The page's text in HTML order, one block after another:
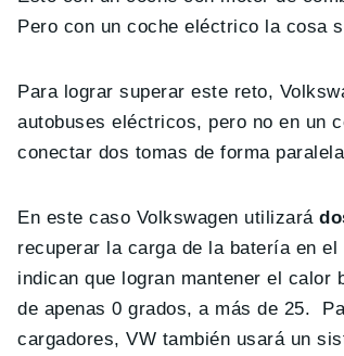
Pero con un coche eléctrico la cosa
Para lograr superar este reto,
autobuses eléctricos, pero no en un
conectar dos tomas de forma
En este caso Volkswagen utilizará
recuperar la carga de la batería en
indican que logran mantener el calor
de apenas 0 grados, a más de 25.
cargadores, VW también usará un